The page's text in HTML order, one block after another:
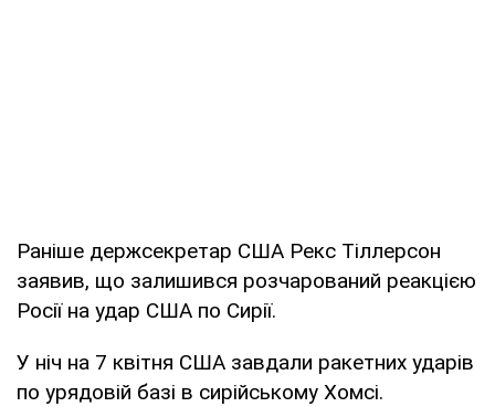
Раніше держсекретар США Рекс Тіллерсон
заявив, що залишився розчарований реакцією
Росії на удар США по Сирії.
У ніч на 7 квітня США завдали ракетних ударів
по урядовій базі в сирійському Хомсі.